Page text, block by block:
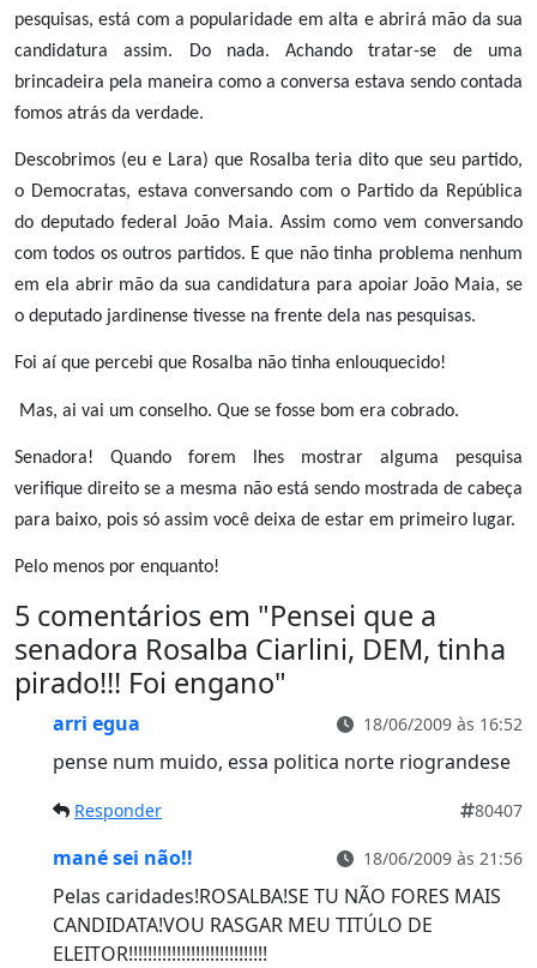
pesquisas, está com a popularidade em alta e abrirá mão da sua
candidatura assim. Do nada. Achando tratar-se de uma
brincadeira pela maneira como a conversa estava sendo contada
fomos atrás da verdade.
Descobrimos (eu e Lara) que Rosalba teria dito que seu partido,
o Democratas, estava conversando com o Partido da República
do deputado federal João Maia. Assim como vem conversando
com todos os outros partidos. E que não tinha problema nenhum
em ela abrir mão da sua candidatura para apoiar João Maia, se
o deputado jardinense tivesse na frente dela nas pesquisas.
Foi aí que percebi que Rosalba não tinha enlouquecido!
Mas, ai vai um conselho. Que se fosse bom era cobrado.
Senadora! Quando forem lhes mostrar alguma pesquisa
verifique direito se a mesma não está sendo mostrada de cabeça
para baixo, pois só assim você deixa de estar em primeiro lugar.
Pelo menos por enquanto!
5 comentários em "Pensei que a
senadora Rosalba Ciarlini, DEM, tinha
pirado!!! Foi engano"
arri egua 18/06/2009 às 16:52
pense num muido, essa politica norte riograndese
Responder 80407
mané sei não!! 18/06/2009 às 21:56
Pelas caridades!ROSALBA!SE TU NÃO FORES MAIS
CANDIDATA!VOU RASGAR MEU TITÚLO DE
ELEITOR!!!!!!!!!!!!!!!!!!!!!!!!!!!!!